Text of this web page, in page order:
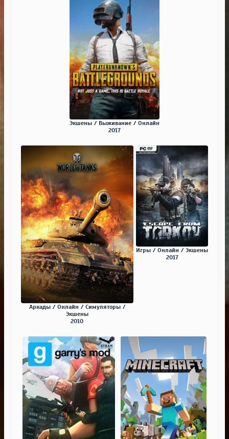
Экшены / Выживание / Онлайн
2017
Аркады / Онлайн / Симуляторы /
Экшены
2010
Игры / Онлайн / Экшены
2017